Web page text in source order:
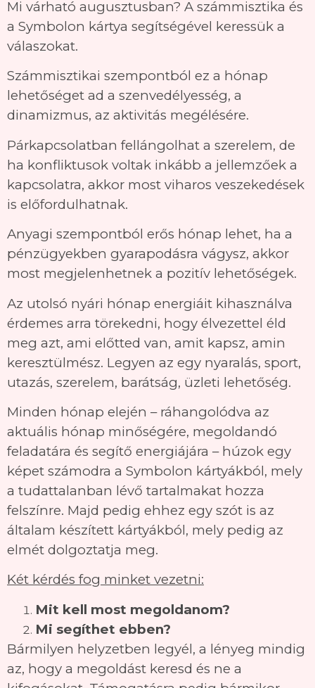
Mi várható augusztusban? A számmisztika és
a Symbolon kártya segítségével keressük a
válaszokat.
Számmisztikai szempontból ez a hónap
lehetőséget ad a szenvedélyesség, a
dinamizmus, az aktivitás megélésére.
Párkapcsolatban fellángolhat a szerelem, de
ha konfliktusok voltak inkább a jellemzőek a
kapcsolatra, akkor most viharos veszekedések
is előfordulhatnak.
Anyagi szempontból erős hónap lehet, ha a
pénzügyekben gyarapodásra vágysz, akkor
most megjelenhetnek a pozitív lehetőségek.
Az utolsó nyári hónap energiáit kihasználva
érdemes arra törekedni, hogy élvezettel éld
meg azt, ami előtted van, amit kapsz, amin
keresztülmész. Legyen az egy nyaralás, sport,
utazás, szerelem, barátság, üzleti lehetőség.
Minden hónap elején – ráhangolódva az
aktuális hónap minőségére, megoldandó
feladatára és segítő energiájára – húzok egy
képet számodra a Symbolon kártyákból, mely
a tudattalanban lévő tartalmakat hozza
felszínre. Majd pedig ehhez egy szót is az
általam készített kártyákból, mely pedig az
elmét dolgoztatja meg.
Két kérdés fog minket vezetni:
Mit kell most megoldanom?
Mi segíthet ebben?
Bármilyen helyzetben legyél, a lényeg mindig
az, hogy a megoldást keresd és ne a